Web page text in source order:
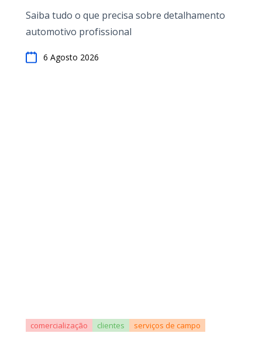
Saiba tudo o que precisa sobre detalhamento
automotivo profissional
6 Agosto 2026
comercialização clientes serviços de campo